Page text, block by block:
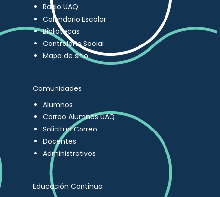
Radio UAQ
Calendario Escolar
Bibliotecas
Contraloría Social
Mapa de sitio
Comunidades
Alumnos
Correo Alumnos UAQ
Solicitud Correo
Docentes
Administrativos
Educación Continua